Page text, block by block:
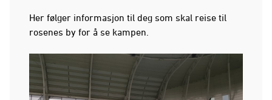
Her følger informasjon til deg som skal reise til
rosenes by for å se kampen.